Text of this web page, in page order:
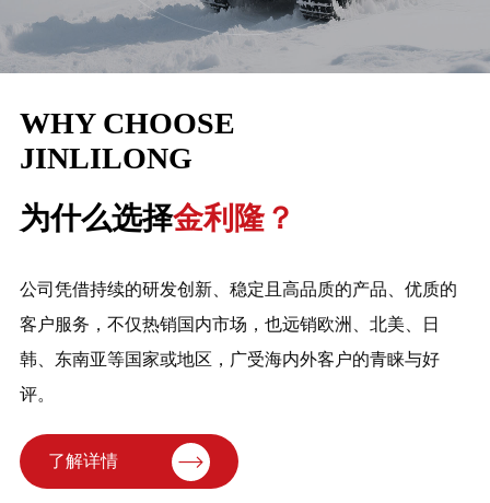
WHY CHOOSE
JINLILONG
为什么选择金利隆？
公司凭借持续的研发创新、稳定且高品质的产品、优质的
客户服务，不仅热销国内市场，也远销欧洲、北美、日
韩、东南亚等国家或地区，广受海内外客户的青睐与好
评。
了解详情 